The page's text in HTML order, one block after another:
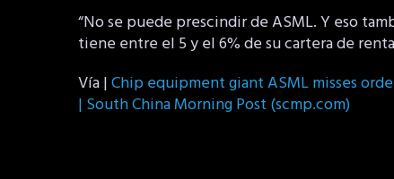
“No se puede prescindir de ASML. Y eso
tiene entre el 5 y el 6% de su cartera de
Vía |Chip equipment giant ASML misses
| South China Morning Post (scmp.com)